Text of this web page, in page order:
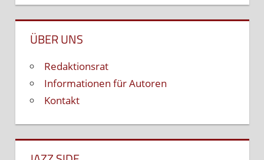
ÜBER UNS
Redaktionsrat
Informationen für Autoren
Kontakt